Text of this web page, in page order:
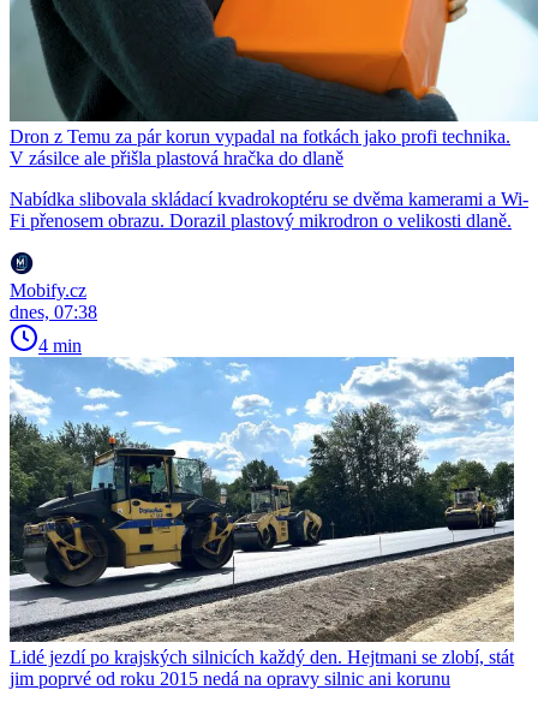
Dron z Temu za pár korun vypadal na fotkách jako profi technika.
V zásilce ale přišla plastová hračka do dlaně
Nabídka slibovala skládací kvadrokoptéru se dvěma kamerami a Wi-
Fi přenosem obrazu. Dorazil plastový mikrodron o velikosti dlaně.
Mobify.cz
dnes, 07:38
4 min
Lidé jezdí po krajských silnicích každý den. Hejtmani se zlobí, stát
jim poprvé od roku 2015 nedá na opravy silnic ani korunu